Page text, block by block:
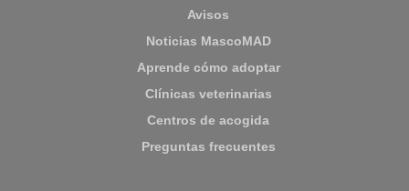
Avisos
Noticias MascoMAD
Aprende cómo adoptar
Clínicas veterinarias
Centros de acogida
Preguntas frecuentes